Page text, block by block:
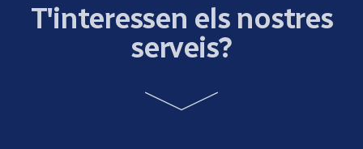
T'interessen els nostres
serveis?